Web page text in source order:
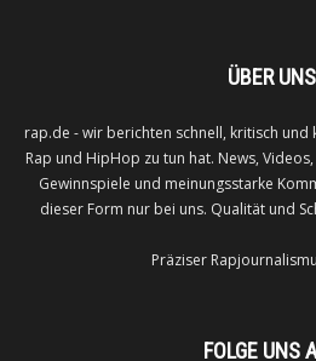
ÜBER UNS
rap.de - wir berichten schnell, kritisch
Rap und HipHop zu tun hat. News,
Gewinnspiele und meinungsstarke
dieser Form nur bei uns. Qualität und
Präziser
FOLGE UNS